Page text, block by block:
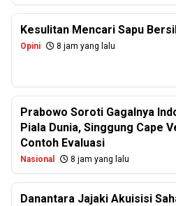
Kesulitan Mencari Sapu
Opini 8 jam yang lalu
Prabowo Soroti Gagalnya
Piala Dunia, Singgung Cape
Contoh Evaluasi
Nasional 8 jam yang lalu
Danantara Jajaki Akuisisi